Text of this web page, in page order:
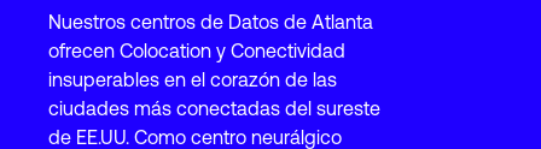
Login
Nuestros centros de Datos de Atlanta
ofrecen Colocation y Conectividad
insuperables en el corazón de las
ciudades más conectadas del sureste
de EE.UU. Como centro neurálgico